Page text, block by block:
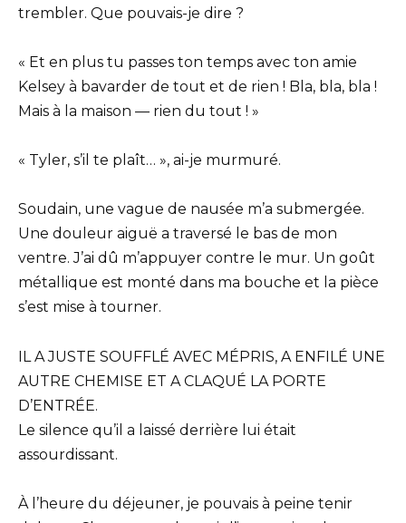
trembler. Que pouvais-je dire ?
« Et en plus tu passes ton temps avec ton amie
Kelsey à bavarder de tout et de rien ! Bla, bla, bla !
Mais à la maison — rien du tout ! »
« Tyler, s’il te plaît… », ai-je murmuré.
Soudain, une vague de nausée m’a submergée.
Une douleur aiguë a traversé le bas de mon
ventre. J’ai dû m’appuyer contre le mur. Un goût
métallique est monté dans ma bouche et la pièce
s’est mise à tourner.
IL A JUSTE SOUFFLÉ AVEC MÉPRIS, A ENFILÉ UNE
AUTRE CHEMISE ET A CLAQUÉ LA PORTE
D’ENTRÉE.
Le silence qu’il a laissé derrière lui était
assourdissant.
À l’heure du déjeuner, je pouvais à peine tenir